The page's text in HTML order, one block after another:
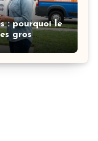
: pourquoi le
gros